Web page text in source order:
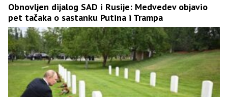
Obnovljen dijalog SAD i Rusije: Medvedev objavio
pet tačaka o sastanku Putina i Trampa